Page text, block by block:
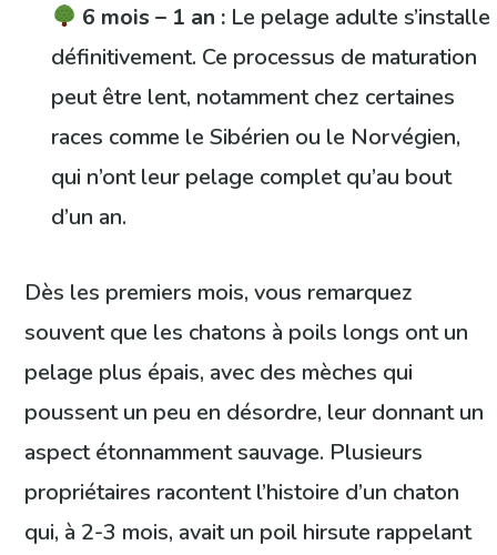
6 mois – 1 an : Le pelage adulte s’installe
définitivement. Ce processus de maturation
peut être lent, notamment chez certaines
races comme le Sibérien ou le Norvégien,
qui n’ont leur pelage complet qu’au bout
d’un an.
Dès les premiers mois, vous remarquez
souvent que les chatons à poils longs ont un
pelage plus épais, avec des mèches qui
poussent un peu en désordre, leur donnant un
aspect étonnamment sauvage. Plusieurs
propriétaires racontent l’histoire d’un chaton
qui, à 2-3 mois, avait un poil hirsute rappelant